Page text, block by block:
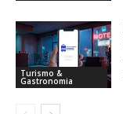
Turismo &
Gastronomia